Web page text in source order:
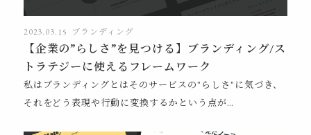
2023.03.15 ブランディング
【企業の”らしさ”を見つける】ブランディング/ス
トラテジーに使えるフレームワーク
私はブランディングとはそのサービスの"らしさ"に気づき、
それをどう表現や行動に変換するかという点が…